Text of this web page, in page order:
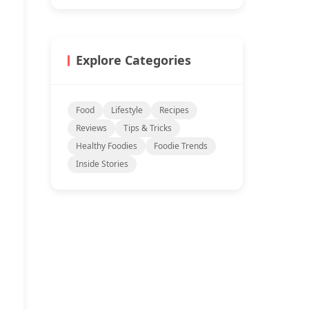
Explore Categories
Food Lifestyle
Recipes
Reviews
Tips & Tricks
Healthy Foodies
Foodie Trends
Inside Stories